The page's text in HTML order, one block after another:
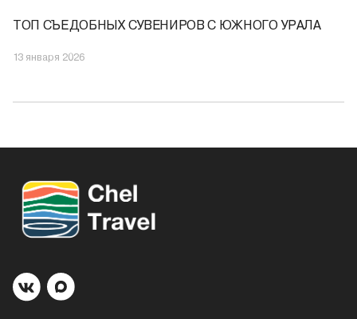
ТОП СЪЕДОБНЫХ СУВЕНИРОВ С ЮЖНОГО УРАЛА
13 января 2026